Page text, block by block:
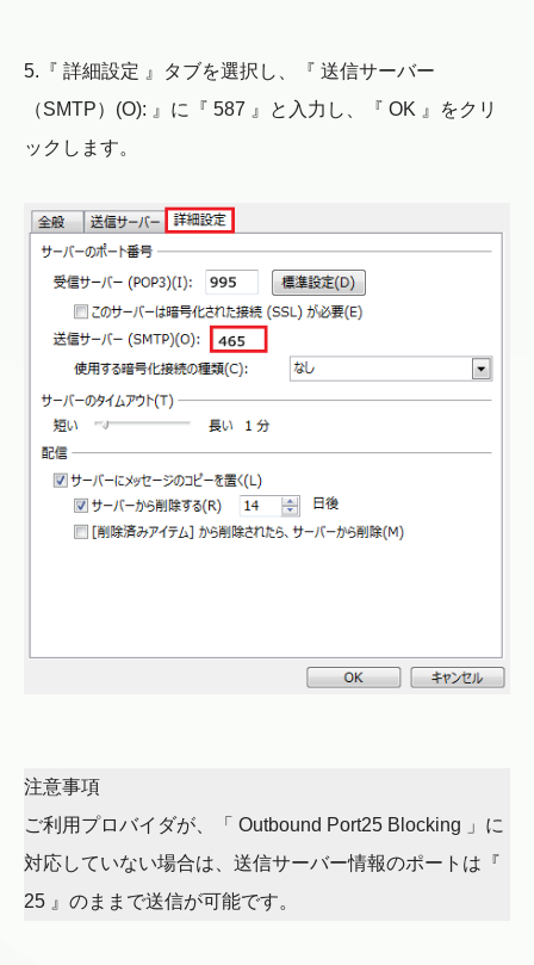
5.『 詳細設定 』タブを選択し、『 送信サーバー
（SMTP）(O): 』に『 587 』と入力し、『 OK 』をクリ
ックします。
注意事項
ご利用プロバイダが、「 Outbound Port25 Blocking 」に
対応していない場合は、送信サーバー情報のポートは『
25 』のままで送信が可能です。